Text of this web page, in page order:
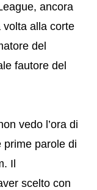
ancora
volta alla corte
del
fautore del
vedo l’ora di
prime parole di
Il
scelto con